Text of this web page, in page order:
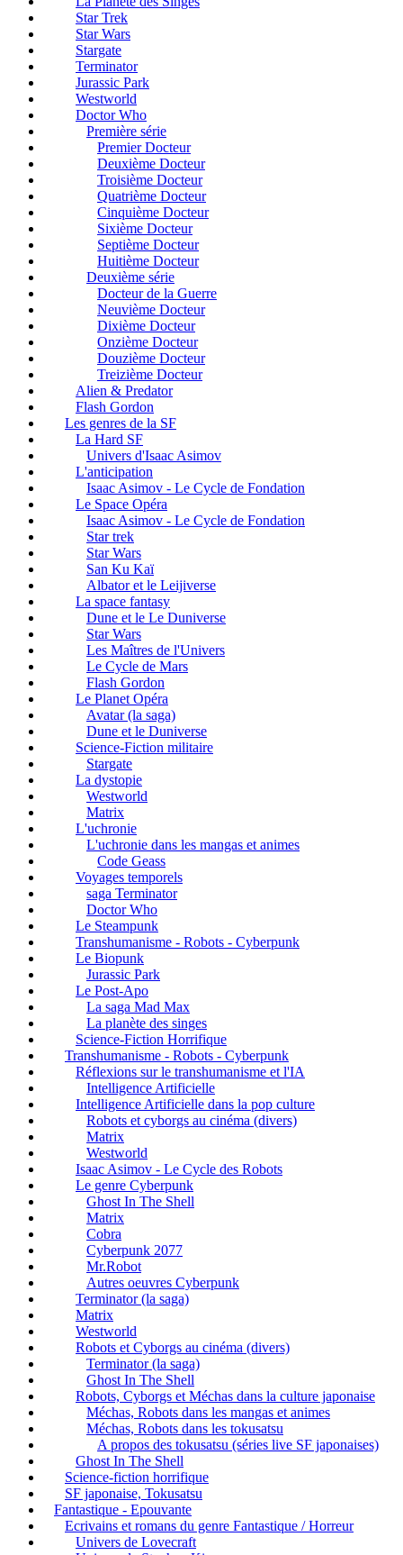
Star Trek
Star Wars
Stargate
Terminator
Jurassic Park
Westworld
Doctor Who
Première série
Premier Docteur
Deuxième Docteur
Troisième Docteur
Quatrième Docteur
Cinquième Docteur
Sixième Docteur
Septième Docteur
Huitième Docteur
Deuxième série
Docteur de la Guerre
Neuvième Docteur
Dixième Docteur
Onzième Docteur
Douzième Docteur
Treizième Docteur
Alien & Predator
Flash Gordon
Les genres de la SF
La Hard SF
Univers d'Isaac Asimov
L'anticipation
Isaac Asimov - Le Cycle de Fondation
Le Space Opéra
Isaac Asimov - Le Cycle de Fondation
Star trek
Star Wars
San Ku Kaï
Albator et le Leijiverse
La space fantasy
Dune et le Le Duniverse
Star Wars
Les Maîtres de l'Univers
Le Cycle de Mars
Flash Gordon
Le Planet Opéra
Avatar (la saga)
Dune et le Duniverse
Science-Fiction militaire
Stargate
La dystopie
Westworld
Matrix
L'uchronie
L'uchronie dans les mangas et animes
Code Geass
Voyages temporels
saga Terminator
Doctor Who
Le Steampunk
Transhumanisme - Robots - Cyberpunk
Le Biopunk
Jurassic Park
Le Post-Apo
La saga Mad Max
La planète des singes
Science-Fiction Horrifique
Transhumanisme - Robots - Cyberpunk
Réflexions sur le transhumanisme et l'IA
Intelligence Artificielle
Intelligence Artificielle dans la pop culture
Robots et cyborgs au cinéma (divers)
Matrix
Westworld
Isaac Asimov - Le Cycle des Robots
Le genre Cyberpunk
Ghost In The Shell
Matrix
Cobra
Cyberpunk 2077
Mr.Robot
Autres oeuvres Cyberpunk
Terminator (la saga)
Matrix
Westworld
Robots et Cyborgs au cinéma (divers)
Terminator (la saga)
Ghost In The Shell
Robots, Cyborgs et Méchas dans la culture japonaise
Méchas, Robots dans les mangas et animes
Méchas, Robots dans les tokusatsu
A propos des tokusatsu (séries live SF japonaises)
Ghost In The Shell
Science-fiction horrifique
SF japonaise, Tokusatsu
Fantastique - Epouvante
Ecrivains et romans du genre Fantastique / Horreur
Univers de Lovecraft